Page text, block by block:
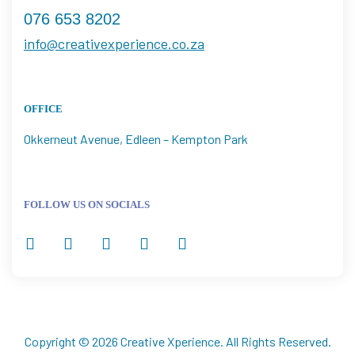
076 653 8202
info@creativexperience.co.za
OFFICE
Okkerneut Avenue, Edleen – Kempton Park
FOLLOW US ON SOCIALS
Copyright © 2026 Creative Xperience. All Rights Reserved.